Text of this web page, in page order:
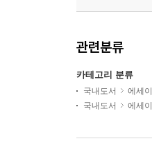
관련분류
카테고리 분류
국내도서 에세이
국내도서
에세이